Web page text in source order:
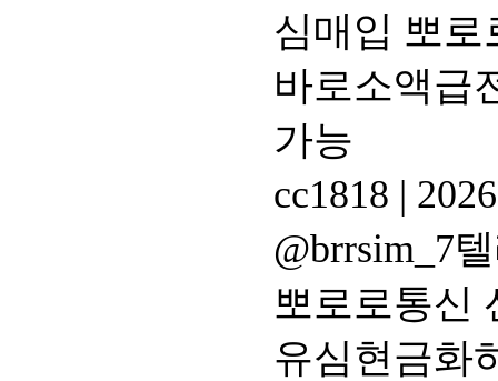
심매입 뽀로
바로소액급
가능
cc1818 |
@brrsim_7
뽀로로통신
유심현금화